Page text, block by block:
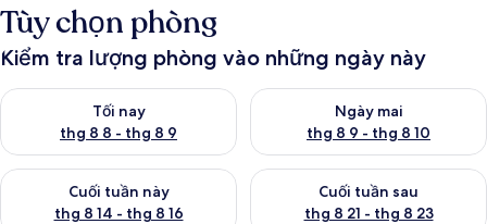
Tùy chọn phòng
Kiểm tra lượng phòng vào những ngày này
Tối nay
thg 8 8 - thg 8 9
Kiểm tra lượng phòng tối nay từ thg 8 8 - thg 8 9
Ngày mai
thg 8 9 - thg 8 10
Kiểm tra lượng phòng ngày
Cuối tuần này
thg 8 14 - thg 8 16
Kiểm tra lượng phòng cuối tuần này từ thg 8 14 - thg 8 16
Cuối tuần sau
thg 8 21 - thg 8 23
Kiểm tra lượng phòng cuối